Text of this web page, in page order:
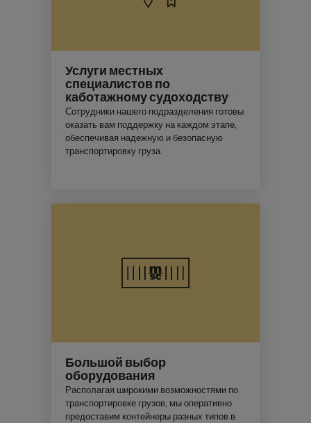
Услуги местных
специалистов по
каботажному судоходству
Сотрудники нашего подразделения готовы
оказать вам поддержку на каждом этапе,
обеспечивая надежную и безопасную
транспортировку груза.
Большой выбор
оборудования
Располагая широкими возможностями по
транспортировке грузов, мы оперативно
предоставим контейнеры разных типов в